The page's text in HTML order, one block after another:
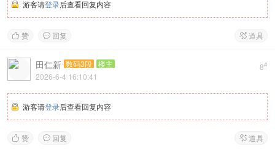
游客请登录后查看回复内容
 赞  回复  道具
8#
田仁新 数码3段 楼主
2026-6-4 16:10:41
游客请登录后查看回复内容
 赞  回复  道具